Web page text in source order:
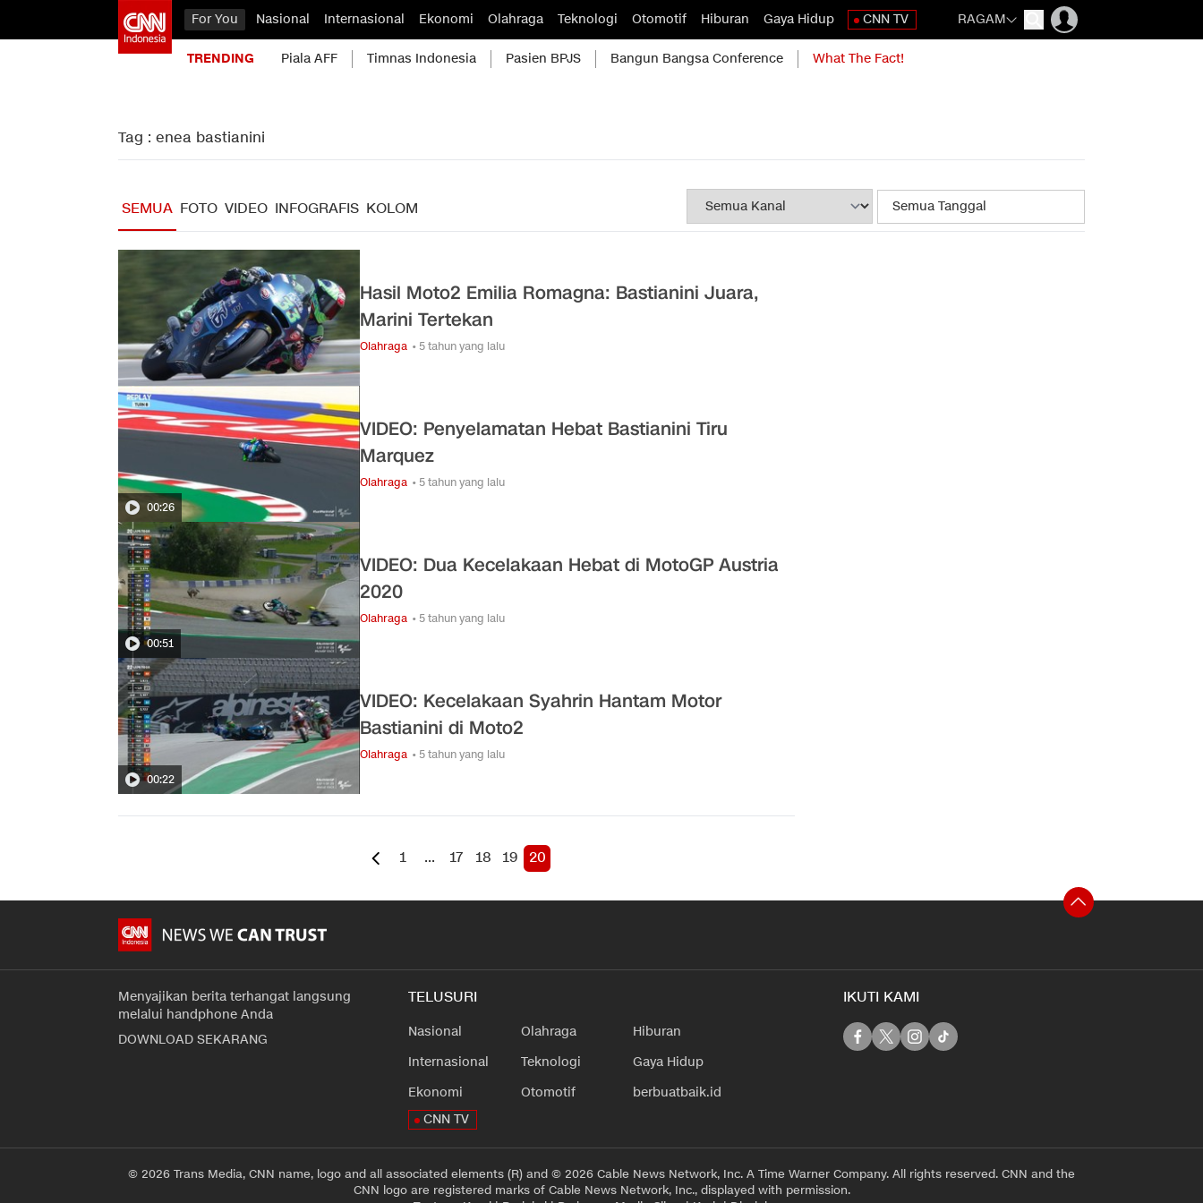
For You Nasional Internasional Ekonomi Olahraga Teknologi Otomotif Hiburan Gaya Hidup CNN TV RAGAM
TRENDING Piala AFF Timnas Indonesia Pasien BPJS Bangun Bangsa Conference What The Fact!
Tag : enea bastianini
SEMUA FOTO VIDEO INFOGRAFIS KOLOM
Hasil Moto2 Emilia Romagna: Bastianini Juara,
Marini Tertekan
Olahraga • 5 tahun yang lalu
00:26
VIDEO: Penyelamatan Hebat Bastianini Tiru
Marquez
Olahraga • 5 tahun yang lalu
00:51
VIDEO: Dua Kecelakaan Hebat di MotoGP Austria
2020
Olahraga • 5 tahun yang lalu
00:22
VIDEO: Kecelakaan Syahrin Hantam Motor
Bastianini di Moto2
Olahraga • 5 tahun yang lalu
1 ... 17 18 19 20
Menyajikan berita terhangat langsung
melalui handphone Anda
DOWNLOAD SEKARANG
TELUSURI
Nasional
Internasional
Ekonomi
Olahraga
Teknologi
Otomotif
Hiburan
Gaya Hidup
berbuatbaik.id
CNN TV
IKUTI KAMI
© 2026 Trans Media, CNN name, logo and all associated elements (R) and © 2026 Cable News Network, Inc. A Time Warner Company. All rights reserved. CNN and the
CNN logo are registered marks of Cable News Network, Inc., displayed with permission.